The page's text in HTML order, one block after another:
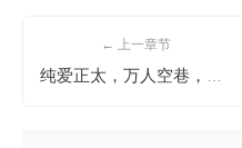
← 上一章节